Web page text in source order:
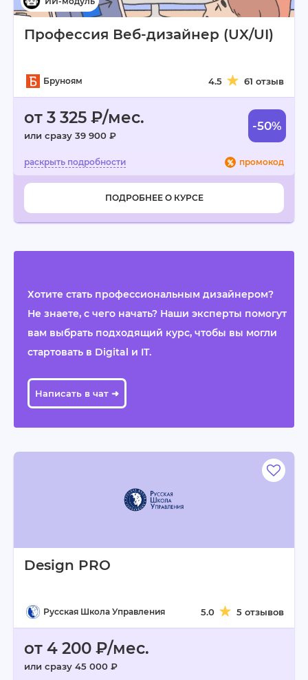
Профессия Веб-дизайнер (UX/UI)
Бруноям 4.5 61 отзыв
от 3 325 ₽/мес.
или сразу 39 900 ₽
-50%
промокод
ПОДРОБНЕЕ О КУРСЕ
Хотите стать профессиональным дизайнером?
Не знаете, с чего начать? Наши эксперты помогут
вам выбрать подходящий курс, чтобы вы могли
стартовать в Digital и IT.
Написать в чат ➜
Design PRO
Русская Школа Управления 5.0 5 отзывов
от 4 200 ₽/мес.
или сразу 45 000 ₽